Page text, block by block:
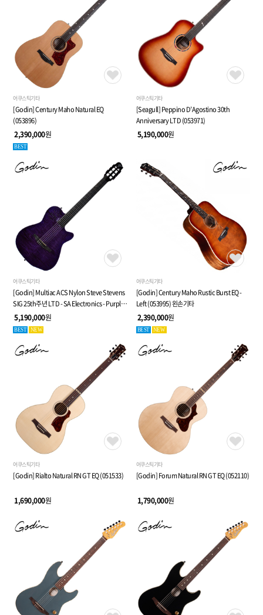
어쿠스틱기타
[Godin] Century Maho Natural EQ
(053896)
2,390,000원
BEST
어쿠스틱기타
[Seagull] Peppino D’Agostino 30th
Anniversary LTD (053971)
5,190,000원
어쿠스틱기타
[Godin] Multiac ACS Nylon Steve Stevens
SIG 25th주년 LTD - SA Electronics - Purple -
전자 클래식 기타 (053940)
5,190,000원
BEST NEW
어쿠스틱기타
[Godin] Century Maho Rustic Burst EQ -
Left (053995) 왼손기타
2,390,000원
BEST NEW
어쿠스틱기타
[Godin] Rialto Natural RN GT EQ (051533)
1,690,000원
어쿠스틱기타
[Godin] Forum Natural RN GT EQ (052110)
1,790,000원